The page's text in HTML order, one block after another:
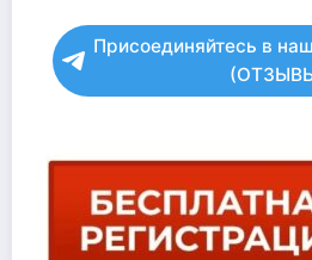
Присоединяйтесь в